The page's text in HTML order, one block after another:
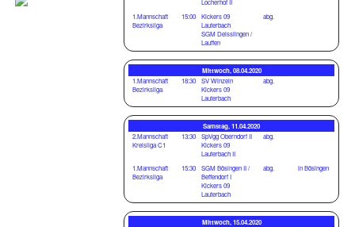
Locherhof II
1.Mannschaft
Bezirksliga
15:00
Kickers 09
Lauterbach
SGM Deisslingen /
Lauffen
abg.
Mittwoch, 08.04.2020
1.Mannschaft
Bezirksliga
18:30
SV Winzeln
Kickers 09
Lauterbach
abg.
Samstag, 11.04.2020
2.Mannschaft
Kreisliga C1
13:30
SpVgg Oberndorf II
Kickers 09
Lauterbach II
abg.
1.Mannschaft
Bezirksliga
15:30
SGM Bösingen II /
Beffendorf I
Kickers 09
Lauterbach
abg. in Bösingen
Mittwoch, 15.04.2020